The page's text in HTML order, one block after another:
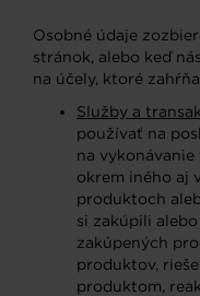
Osobné údaje
stránok, alebo keď
na účely, ktoré
Služby a
používať na
na
okrem iného aj
produktoch
si zakúpili
zakúpených
produktov,
produktom,